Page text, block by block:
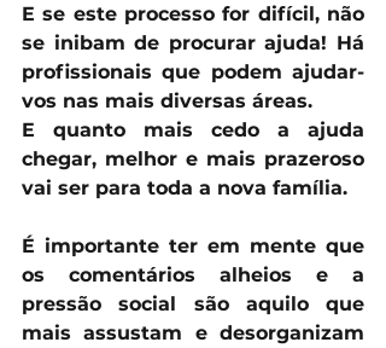
E se este processo for difícil, não
se inibam de procurar ajuda! Há
profissionais que podem ajudar-
vos nas mais diversas áreas.
E quanto mais cedo a ajuda
chegar, melhor e mais prazeroso
vai ser para toda a nova família.
É importante ter em mente que
pressão social são aquilo que
mais assustam e desorganizam